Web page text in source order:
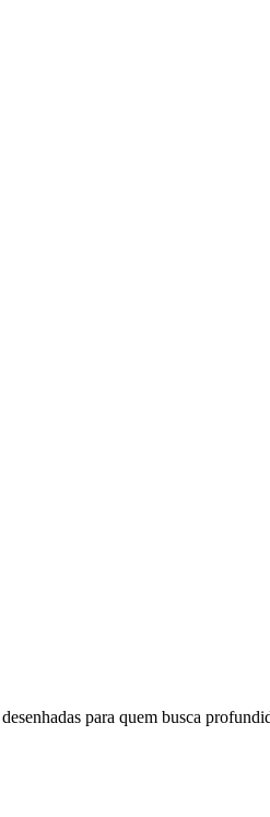
para quem busca